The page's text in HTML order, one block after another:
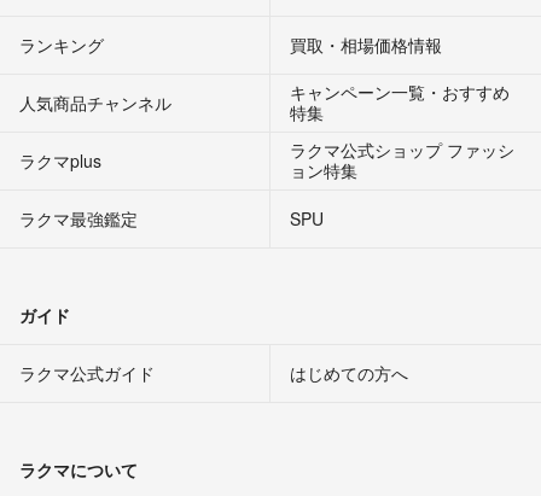
ランキング 買取・相場価格情報
人気商品チャンネル
キャンペーン一覧・おすすめ
特集
ラクマplus
ラクマ公式ショップ ファッシ
ョン特集
ラクマ最強鑑定
SPU
ガイド
ラクマ公式ガイド はじめての方へ
ラクマについて